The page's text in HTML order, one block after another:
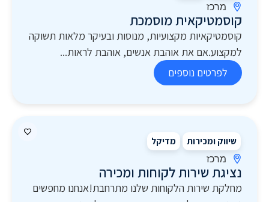
מרכז
קוסמטיקאית מוסמכת
קוסמטיקאיות מקצועיות, מנוסות ובעיקר מלאות תשוקה
למקצוע.אם את אוהבת אנשים, אוהבת לראות...
לפרטים נוספים
שיווק ומכירות מדיקל
מרכז
נציגת שירות לקוחות ומכירה
מחלקת שירות הלקוחות שלנו מתרחבת!אנחנו מחפשים